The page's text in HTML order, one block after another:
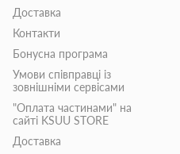
Доставка
Контакти
Бонусна програма
Умови співправці із
зовнішніми сервісами
"Оплата частинами" на
сайті KSUU STORE
Доставка